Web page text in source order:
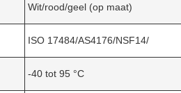
Wit/rood/geel (op maat)
ISO 17484/AS4176/NSF14/
-40 tot 95 °C